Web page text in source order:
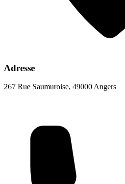
Adresse
267 Rue Saumuroise, 49000 Angers